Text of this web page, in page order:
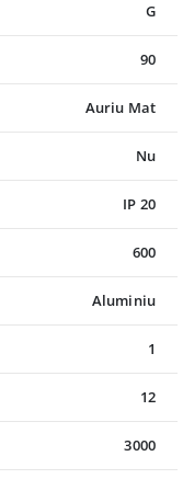
G
90
Auriu Mat
Nu
IP 20
600
Aluminiu
1
12
3000